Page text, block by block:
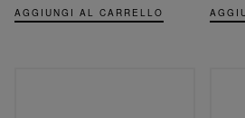
AGGIUNGI AL CARRELLO